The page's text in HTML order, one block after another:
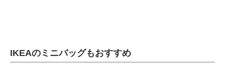
IKEAのミニバッグもおすすめ